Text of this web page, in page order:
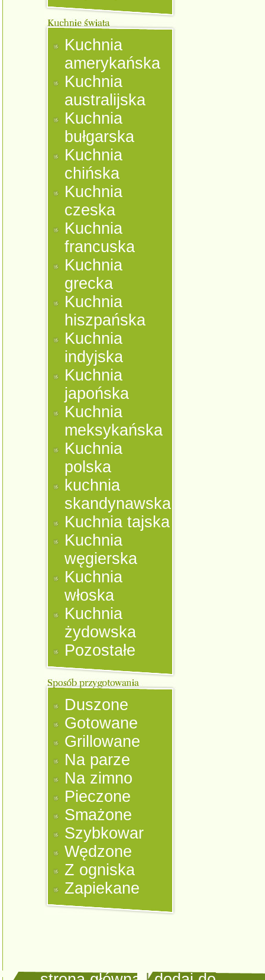
Kuchnia
amerykańska
Kuchnia
australijska
Kuchnia
bułgarska
Kuchnia
chińska
Kuchnia
czeska
Kuchnia
francuska
Kuchnia
grecka
Kuchnia
hiszpańska
Kuchnia
indyjska
Kuchnia
japońska
Kuchnia
meksykańska
Kuchnia
polska
kuchnia
skandynawska
Kuchnia tajska
Kuchnia
węgierska
Kuchnia
włoska
Kuchnia
żydowska
Pozostałe
Duszone
Gotowane
Grillowane
Na parze
Na zimno
Pieczone
Smażone
Szybkowar
Wędzone
Z ogniska
Zapiekane